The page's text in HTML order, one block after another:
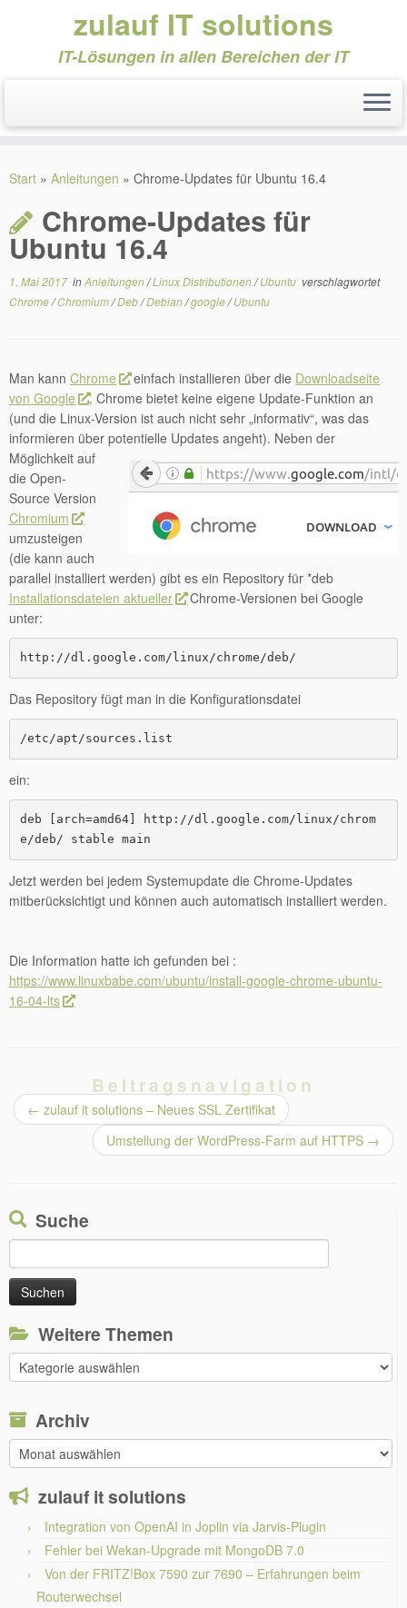
Inhalt
zulauf IT solutions
IT-Lösungen in allen Bereichen der IT
Start » Anleitungen » Chrome-Updates für Ubuntu 16.4
Chrome-Updates für
Ubuntu 16.4
1. Mai 2017inAnleitungen/Linux Distributionen/Ubuntu verschlagwortet
Chrome/Chromium/Deb/Debian/google/Ubuntu
Man kann Chrome einfach installieren über die Downloadseite
von Google
. Chrome bietet keine eigene Update-Funktion an
(und die Linux-Version ist auch nicht sehr „informativ“, was das
informieren über potentielle Updates angeht). Neben der
Möglichkeit auf
die Open-
Source Version
Chromium
umzusteigen
(die kann auch
parallel installiert werden) gibt es ein Repository für *deb
Installationsdateien aktueller
Chrome-Versionen bei Google
unter:
http://dl.google.com/linux/chrome/deb/
Das Repository fügt man in die Konfigurationsdatei
/etc/apt/sources.list
ein:
deb [arch=amd64] http://dl.google.com/linux/chrom
e/deb/ stable main
Jetzt werden bei jedem Systemupdate die Chrome-Updates
mitberücksichtigt und können auch automatisch installiert werden.
Die Information hatte ich gefunden bei :
https://www.linuxbabe.com/ubuntu/install-google-chrome-ubuntu-
16-04-lts
Beitragsnavigation
← zulauf it solutions – Neues SSL Zertifikat
Umstellung der WordPress-Farm auf HTTPS →
Suche
nach:
Weitere Themen
Weitere
Themen
Archiv
Archiv
zulauf it solutions
Integration von OpenAI in Joplin via Jarvis-Plugin
Fehler bei Wekan-Upgrade mit MongoDB 7.0
Von der FRITZ!Box 7590 zur 7690 – Erfahrungen beim
Routerwechsel